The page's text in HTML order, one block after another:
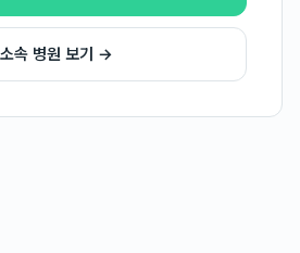
소속 병원 보기 →